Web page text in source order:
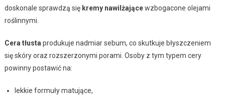
doskonale sprawdzą się kremy nawilżającewzbogacone olejami
roślinnymi.
Cera tłusta produkuje nadmiar sebum, co skutkuje błyszczeniem
się skóry oraz rozszerzonymi porami. Osoby z tym typem cery
powinny postawić na:
lekkie formuły matujące,